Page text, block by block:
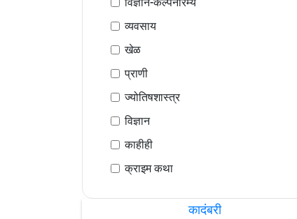
व्यवसाय
खेळ
प्राणी
ज्योतिषशास्त्र
विज्ञान
काहीही
क्राइम कथा
कादंबरी